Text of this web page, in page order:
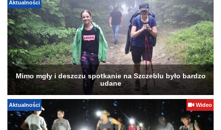
Aktualności
Mimo mgły i deszczu spotkanie na Szczeblu było bardzo
udane
Aktualności Wideo